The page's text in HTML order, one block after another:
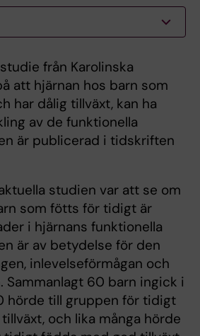
från Karolinska
att hjärnan hos barn som
har dålig tillväxt, kan ha
av de funktionella
är publicerad i tidskriften
studien var att se om
som fötts för tidigt är
i hjärnans funktionella
är av betydelse för den
inlevelseförmågan och
Sammanlagt 60 barn ingick i
hörde till gruppen för tidigt
och lika många hörde